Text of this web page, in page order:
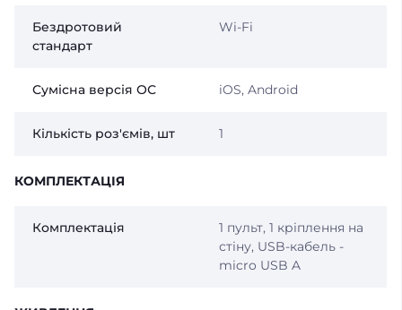
Бездротовий
стандарт
Wi-Fi
Сумісна версія ОС iOS, Android
Кількість роз'ємів, шт 1
КОМПЛЕКТАЦІЯ
Комплектація
1 пульт, 1 кріплення на
стіну, USB-кабель -
micro USB A